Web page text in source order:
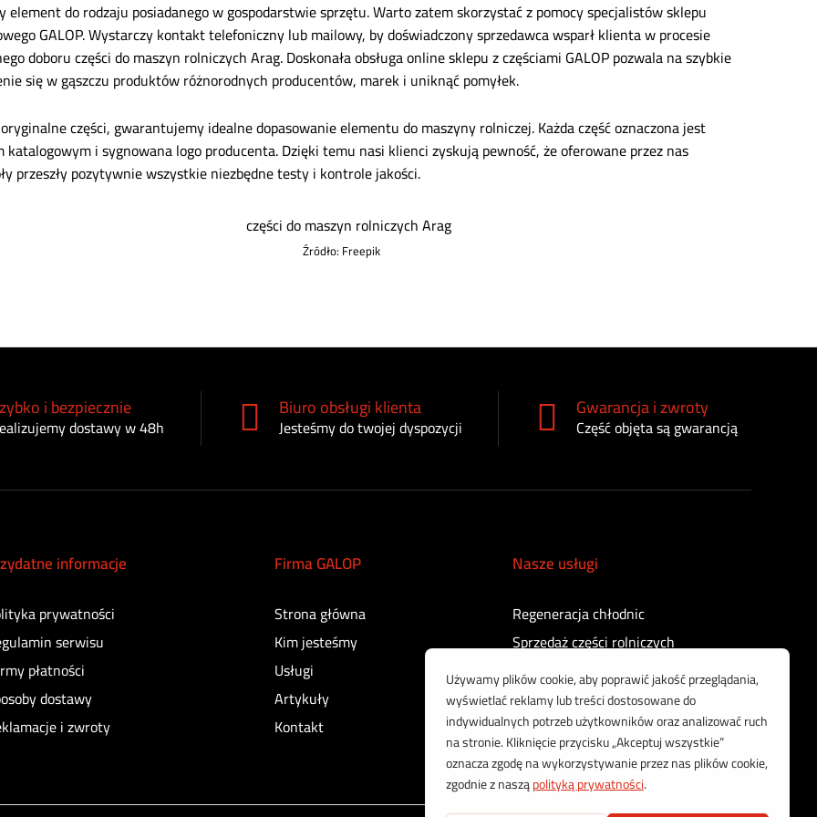
element do rodzaju posiadanego w gospodarstwie sprzętu. Warto zatem skorzystać z pomocy specjalistów sklepu
GALOP. Wystarczy kontakt telefoniczny lub mailowy, by doświadczony sprzedawca wsparł klienta w procesie
doboru części do maszyn rolniczych Arag. Doskonała obsługa online sklepu z częściami GALOP pozwala na szybkie
się w gąszczu produktów różnorodnych producentów, marek i uniknąć pomyłek.
części, gwarantujemy idealne dopasowanie elementu do maszyny rolniczej. Każda część oznaczona jest
katalogowym i sygnowana logo producenta. Dzięki temu nasi klienci zyskują pewność, że oferowane przez nas
przeszły pozytywnie wszystkie niezbędne testy i kontrole jakości.
Źródło: Freepik
i bezpiecznie
dostawy w 48h
Biuro obsługi klienta
Jesteśmy do twojej dyspozycji
Gwarancja i zwroty
Część objęta są gwarancją
informacje
prywatności
serwisu
płatności
dostawy
i zwroty
Firma GALOP
Strona główna
Kim jesteśmy
Usługi
Artykuły
Kontakt
Nasze usługi
Regeneracja chłodnic
Sprzedaż części rolniczych
Regeneracja turbosprężarek
Regeneracja sprężarek powietrza
Kontrola i regeneracja wtryskiwaczy